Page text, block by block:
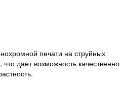
печати на струйных
дает возможность качественно